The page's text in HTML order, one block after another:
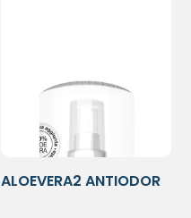
ALOEVERA2 ANTIODOR